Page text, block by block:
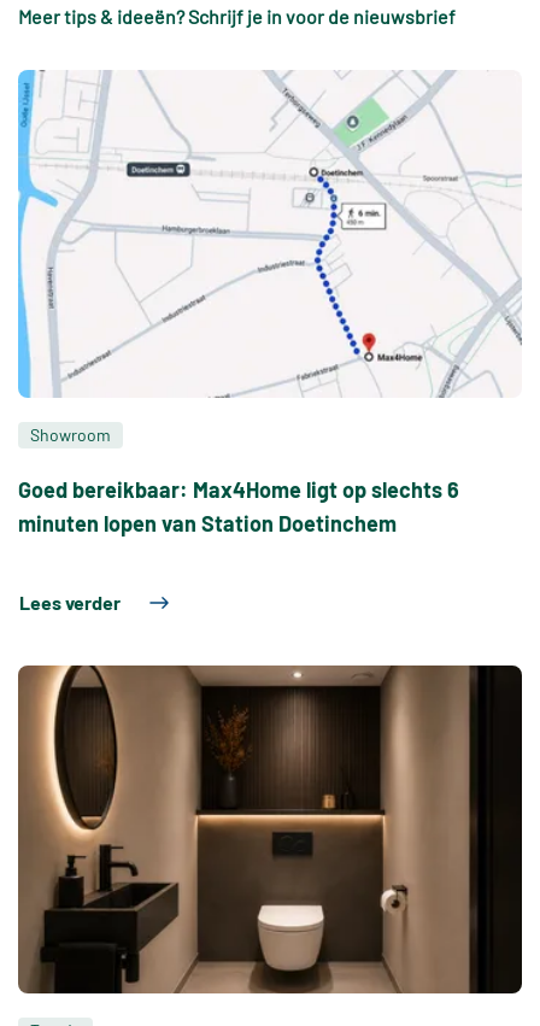
Meer tips & ideeën? Schrijf je in voor de nieuwsbrief
Showroom
Goed bereikbaar: Max4Home ligt op slechts 6
minuten lopen van Station Doetinchem
Lees verder